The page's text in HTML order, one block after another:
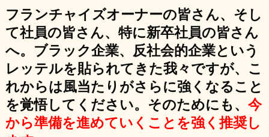
フランチャイズオーナーの皆さん、そし
て社員の皆さん、特に新卒社員の皆さん
へ。ブラック企業、反社会的企業という
レッテルを貼られてきた我々ですが、こ
れからは風当たりがさらに強くなること
を覚悟してください。そのためにも、 今
から準備を進めていくことを強く推奨し